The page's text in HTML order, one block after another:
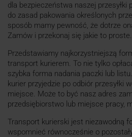
dla bezpieczeństwa naszej
do zasad pakowania określonych
sposób mamy pewność, że dotrze
Zamów i przekonaj się jakie to proste.
Przedstawiamy najkorzystniejszą
transport kurierem. To nie tylko
szybka forma nadania paczki lub
kurier przyjedzie po odbiór przesyłki
miejsce. Może to być nasz adres
przedsiębiorstwo lub miejsce pracy,
Transport kurierski jest niezawodną
wspomnieć równocześnie o